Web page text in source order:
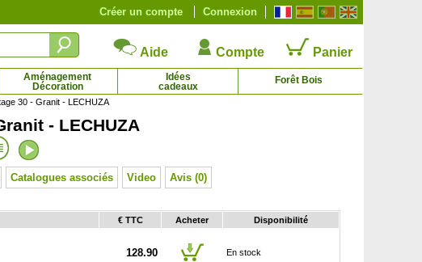
Connexion
Créer un compte
Aide Compte Panier
Aménagement
Décoration
Idées
cadeaux
Forêt Bois
Bergénie à feuilles cordées, Plante des
2.65 € - 4.92 €
30 - Granit - LECHUZA
- LECHUZA
Catalogues associés Video Avis (0)
€ TTC Acheter Disponibilité
128.90 En stock